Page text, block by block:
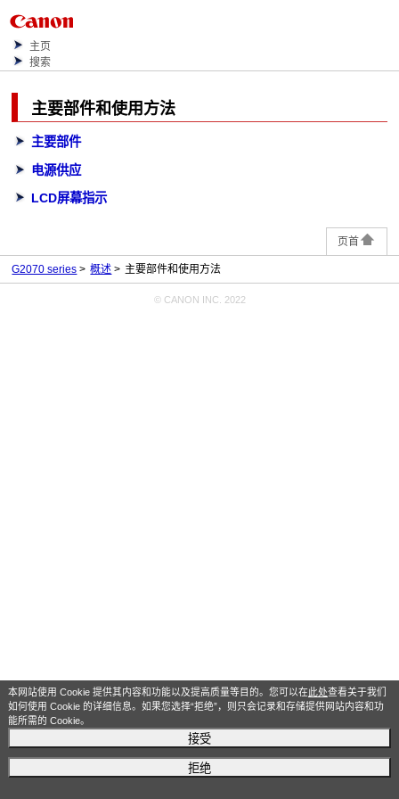
本网站使用 Cookie 提供其内容和功能以及提高质量等目的。您可以在此处查看关于我们
如何使用 Cookie 的详细信息。如果您选择“拒绝”，则只会记录和存储提供网站内容和功
能所需的 Cookie。
接受
拒绝
主页
搜索
主要部件和使用方法
主要部件
电源供应
LCD屏幕指示
页首
G2070 series 概述 主要部件和使用方法
© CANON INC. 2022